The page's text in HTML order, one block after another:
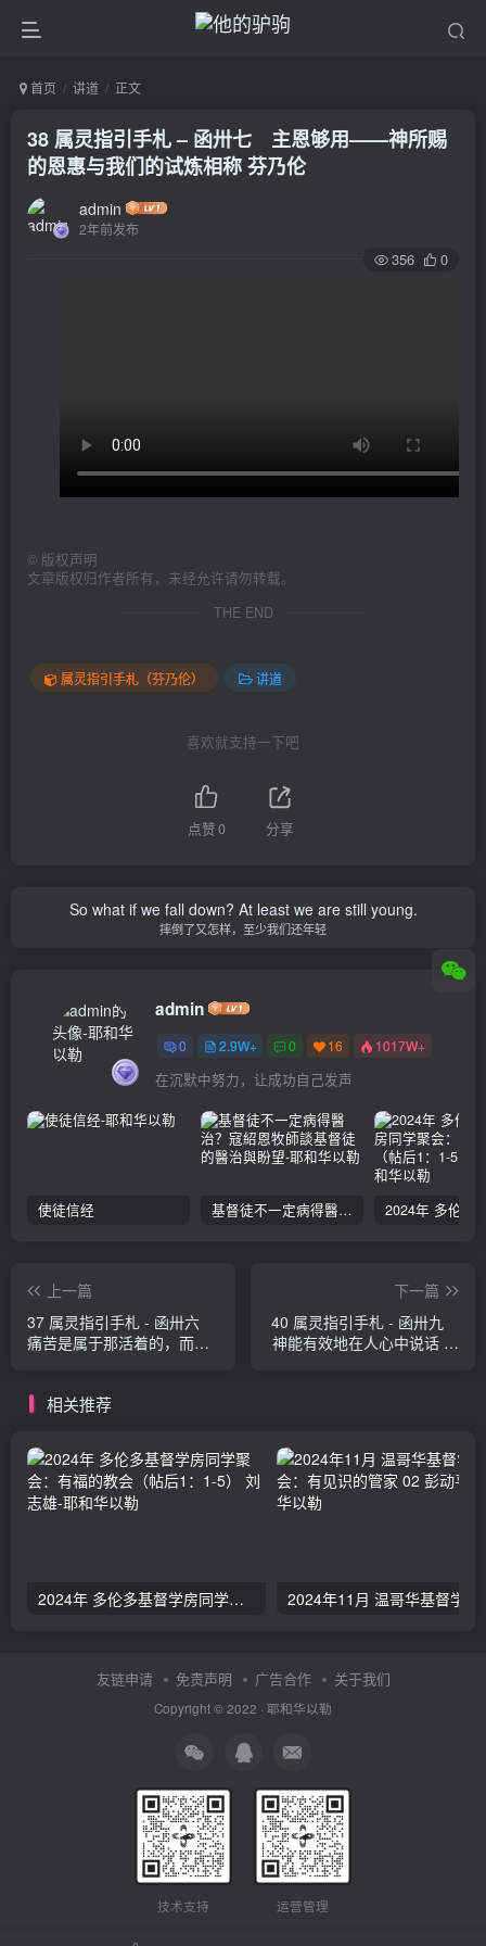
首页 讲道 正文
38 属灵指引手札 – 函卅七 主恩够用——神所赐
的恩惠与我们的试炼相称 芬乃伦
admin
2年前发布
356 0
© 版权声明
文章版权归作者所有，未经允许请勿转载。
THE END
属灵指引手札（芬乃伦） 讲道
喜欢就支持一下吧
点赞0 分享
So what if we fall down? At least we are still young.
摔倒了又怎样，至少我们还年轻
admin
0 2.9W+ 0 16 1017W+
在沉默中努力，让成功自己发声
使徒信经 基督徒不一定病得醫治？寇紹恩牧師談基督徒的醫治與盼望
上一篇
37 属灵指引手札 - 函卅六
痛苦是属于那活着的，而不
下一篇
40 属灵指引手札 - 函卅九
神能有效地在人心中说话 芬
相关推荐
2024年 多伦多基督学房同学聚会：有福的教会（帖后1：1-5） 刘志雄
友链申请 免责声明 广告合作 关于我们
Copyright © 2022 · 耶和华以勒
技术支持 运营管理